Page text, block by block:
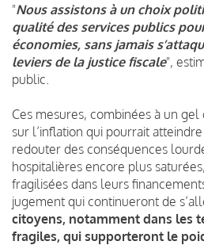
"Nous assistons à un choix
qualité des services publics
économies, sans jamais
leviers de la justice fiscale",
public.
Ces mesures, combinées à un
sur l’inflation qui pourrait
redouter des conséquences
hospitalières encore plus
fragilisées dans leurs
jugement qui continueront de
citoyens, notamment dans les
fragiles, qui supporteront le